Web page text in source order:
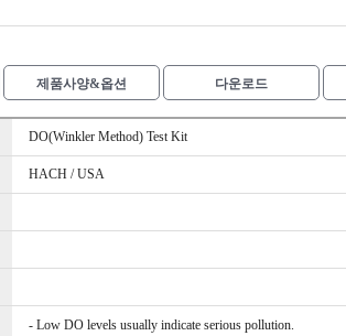
제품사양&옵션 다운로드
DO(Winkler Method) Test Kit
HACH / USA
- Low DO levels usually indicate serious pollution.